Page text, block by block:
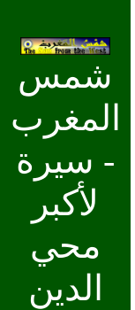
شمس
المغرب
- سيرة
لأكبر
محي
الدين